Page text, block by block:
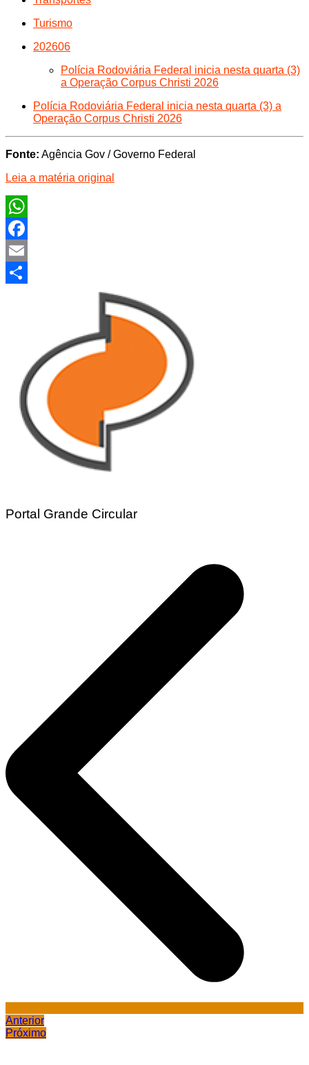
Turismo
202606
Polícia Rodoviária Federal inicia nesta quarta (3)
a Operação Corpus Christi 2026
Polícia Rodoviária Federal inicia nesta quarta (3) a
Operação Corpus Christi 2026
Fonte: Agência Gov / Governo Federal
Leia a matéria original
WhatsApp
Facebook
Email
Portal Grande Circular
Anterior
Próximo